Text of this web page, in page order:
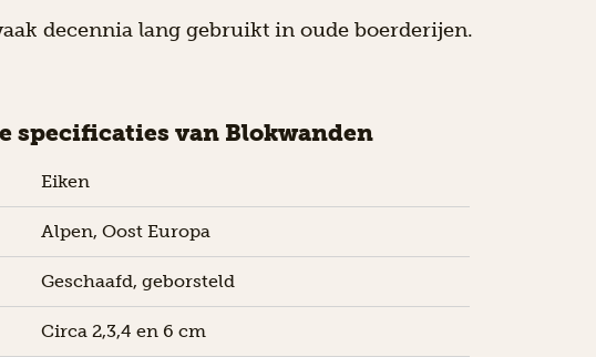
decennia lang gebruikt in oude boerderijen.
specificaties van Blokwanden
Eiken
Alpen, Oost Europa
Geschaafd, geborsteld
Circa 2,3,4 en 6 cm